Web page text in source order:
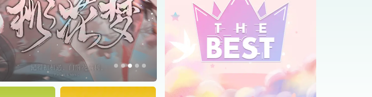
大庆后宫
风云今际会,千古帝王家！ 某一天，某个任性的皇帝使用秘法将你召唤到一个
庆的时代，你就这么离谱的替代他成为了大庆的第七任皇帝。 而在这之后的
错综复杂的朝堂与后宫，让你慢慢开始明白，做一个皇帝并不是那么简单的事
情…… 重要提醒： 如果可以，请先试玩！不喜欢请直接离开，不要留评影响作者心
态！更不要留评误导别人！此类评论一律删除处理！ 常见问题解答： 可以客串吗？